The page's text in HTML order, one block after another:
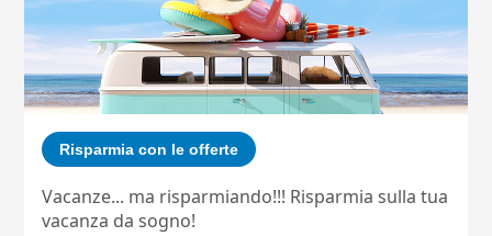
Risparmia con le offerte
Vacanze... ma risparmiando!!! Risparmia sulla tua
vacanza da sogno!